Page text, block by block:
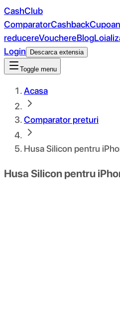
CashClub
ComparatorCashback
reducereVouchereBlog
Login
Descarca extensia
Toggle menu
Acasa
Comparator preturi
Husa Silicon pentru
Husa Silicon pentru